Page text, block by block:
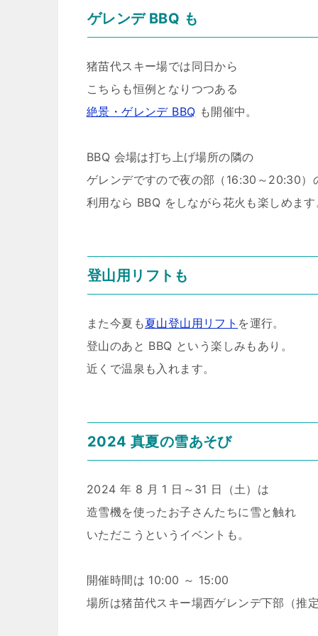
ゲレンデ BBQ も
猪苗代スキー場では同日から
こちらも恒例となりつつある
絶景・ゲレンデ BBQ も開催中。
BBQ 会場は打ち上げ場所の隣の
ゲレンデですので夜の部（16:30～20:30）
利用なら BBQ をしながら花火も楽しめま
登山用リフトも
また今夏も夏山登山用リフト を運行。
登山のあと BBQ という楽しみもあり。
近くで温泉も入れます。
2024 真夏の雪あそび
2024 年 8 月 1 日～31 日（土）は
造雪機を使ったお子さんたちに雪と触れ
いただこうというイベントも。
開催時間は 10:00 ～ 15:00
場所は猪苗代スキー場西ゲレンデ下部（推